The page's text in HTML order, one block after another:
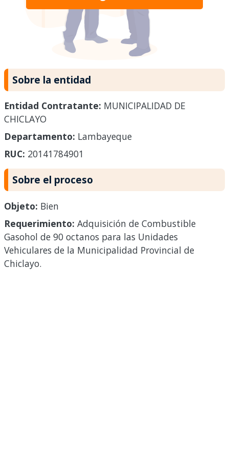
Sobre la entidad
Entidad Contratante: MUNICIPALIDAD DE
CHICLAYO
Departamento: Lambayeque
RUC: 20141784901
Sobre el proceso
Objeto: Bien
Requerimiento: Adquisición de Combustible
Gasohol de 90 octanos para las Unidades
Vehiculares de la Municipalidad Provincial de
Chiclayo.